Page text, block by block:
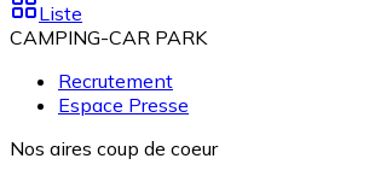
Liste
CAMPING-CAR PARK
Recrutement
Espace Presse
Nos aires coup de coeur